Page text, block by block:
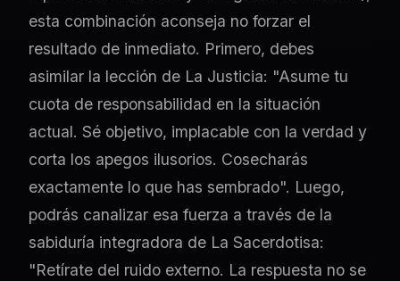
esta combinación aconseja no forzar el
resultado de inmediato. Primero, debes
asimilar la lección de La Justicia: "Asume tu
cuota de responsabilidad en la situación
actual. Sé objetivo, implacable con la verdad y
corta los apegos ilusorios. Cosecharás
exactamente lo que has sembrado". Luego,
podrás canalizar esa fuerza a través de la
sabiduría integradora de La Sacerdotisa:
"Retírate del ruido externo. La respuesta no se